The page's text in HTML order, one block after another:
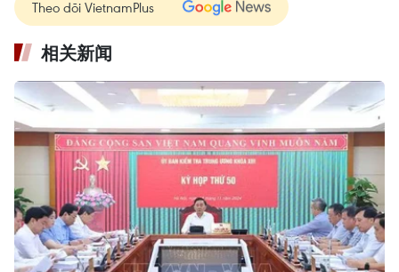
Theo dõi VietnamPlus
相关新闻